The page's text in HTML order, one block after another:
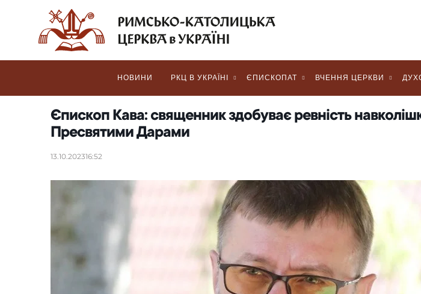
НОВИНИ РКЦ В УКРАЇНІ ЄПИСКОПАТ ВЧЕННЯ ЦЕРКВИ
Єпископ Кава: священник здобуває ревність
Пресвятими Дарами
13.10.202316:52